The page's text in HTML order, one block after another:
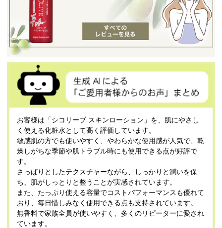
お客様は「シコリーブ スキンローション」を、肌にやさし
く使える化粧水として高く評価しています。
敏感肌の方でも使いやすく、やわらかな使用感が人気で、乾
燥しがちな季節や肌トラブル時にも使用できる点が好評で
す。
さっぱりとしたテクスチャーながら、しっかりと潤いを保
ち、肌がしっとりと整うことが実感されています。
また、たっぷり使える容量でコストパフォーマンスも優れて
おり、毎日惜しみなく使用できる点も支持されています。
無香料で家族全員が使いやすく、多くのリピーターに愛され
ています。